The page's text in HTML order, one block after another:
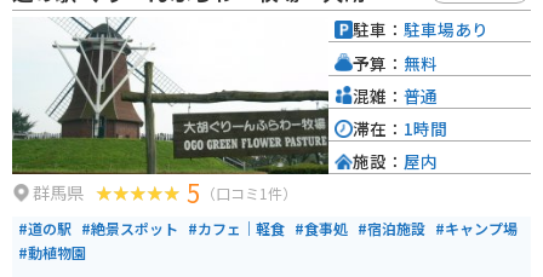
有名な温泉地へのアクセスも良好なので、ツーリングの拠点としてもおすす
めです。 このエリアの名産品としては、地元産のそば粉を使った「六合そ
ば」や、山菜を使った料理が挙げられます。道の駅内のレストランでも味わ
うことができます。
群馬県 5 （口コミ1件）
#道の駅 #絶景スポット #カフェ｜軽食 #食事処 #宿泊施設 #キャンプ場
#動植物園
駐車： 駐車場あり
予算： 無料
混雑： 普通
滞在： 1時間
施設： 屋内